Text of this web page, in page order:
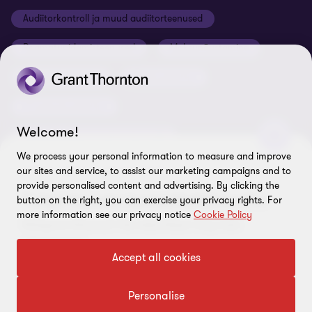
VÕTKE MEIEGA ÜHENDUST!
Tulge tasuta konsultatsioonile.
Räägime lähemalt Teie ettevõttest ning meie
võimalustest.
Võtke meiega ühendust
Grant Thornton Baltic Leedus
Karjäär
Uudiskirjaga liitumine
Ettevõtte rekvisiidid
ISO 27001:2022 sertifikaat
Küpsiste eelistused
Audiitorkontroll ja muud audiitorteenused
Raamatupidamisteenused Maksunõustamine
Õigusnõustamine Ärinõustamine
Riskijuhtimisteenused ja siseaudit
Personaliteenused ja värbamine
LEIDKE MEID!
Welcome!
We process your personal information to measure and improve
our sites and service, to assist our marketing campaigns and to
provide personalised content and advertising. By clicking the
button on the right, you can exercise your privacy rights. For
more information see our privacy notice Cookie Policy
Accept all cookies
Personalise